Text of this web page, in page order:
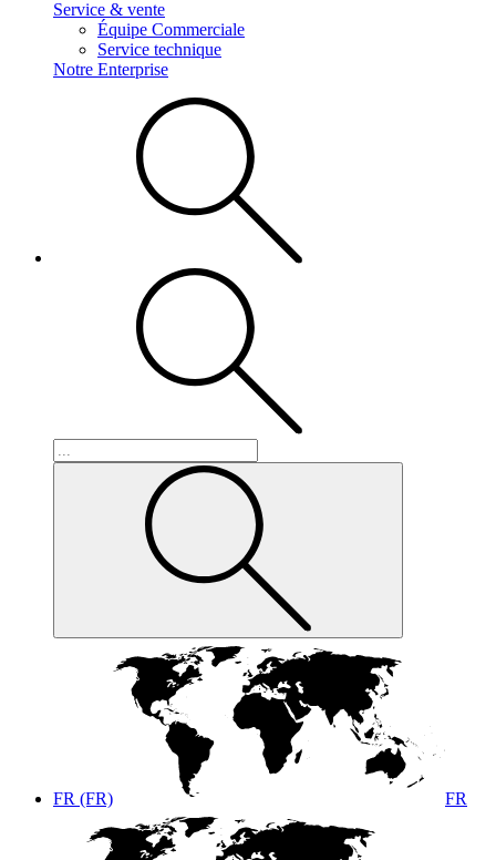
Service & vente
Équipe Commerciale
Service technique
Notre Enterprise
FR (FR) FR